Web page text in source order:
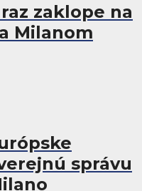
zaklope na
Milanom
správu